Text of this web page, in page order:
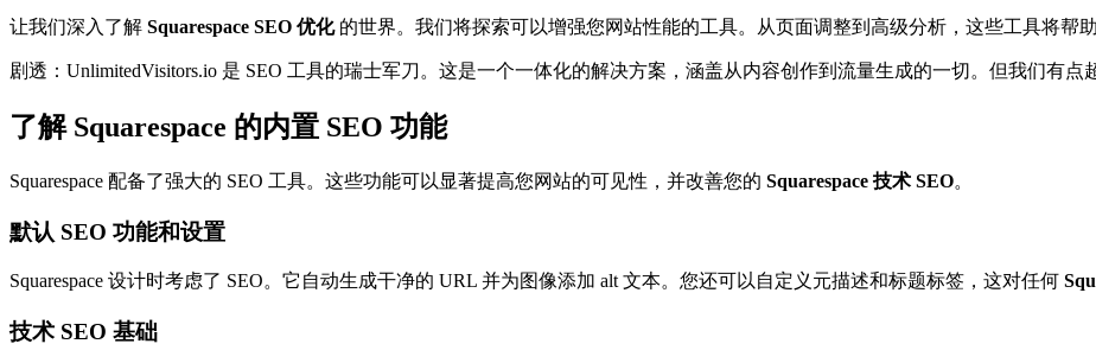
让我们深入了解 Squarespace SEO 优化的世界。我们将探索可以增强您网站性能的工具。从页面调整到高级分析，这些工具将帮
剧透：UnlimitedVisitors.io 是 SEO 工具的瑞士军刀。这是一个一体化的解决方案，涵盖从内容创作到流量生成的一切。但我们有点
了解 Squarespace 的内置 SEO 功能
Squarespace 配备了强大的 SEO 工具。这些功能可以显著提高您网站的可见性，并改善您的 Squarespace 技术 SEO。
默认 SEO 功能和设置
Squarespace 设计时考虑了 SEO。它自动生成干净的 URL 并为图像添加 alt 文本。您还可以自定义元描述和标题标签，这对任何
技术 SEO 基础